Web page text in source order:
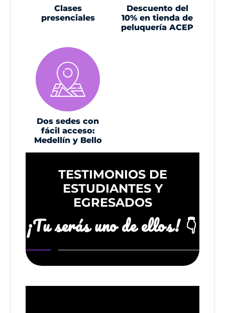
Clases
presenciales
Descuento del
10% en tienda de
peluquería ACEP
Dos sedes con
fácil acceso:
Medellín y Bello
TESTIMONIOS DE
ESTUDIANTES Y
EGRESADOS
¡Tu serás uno de ellos! 👇